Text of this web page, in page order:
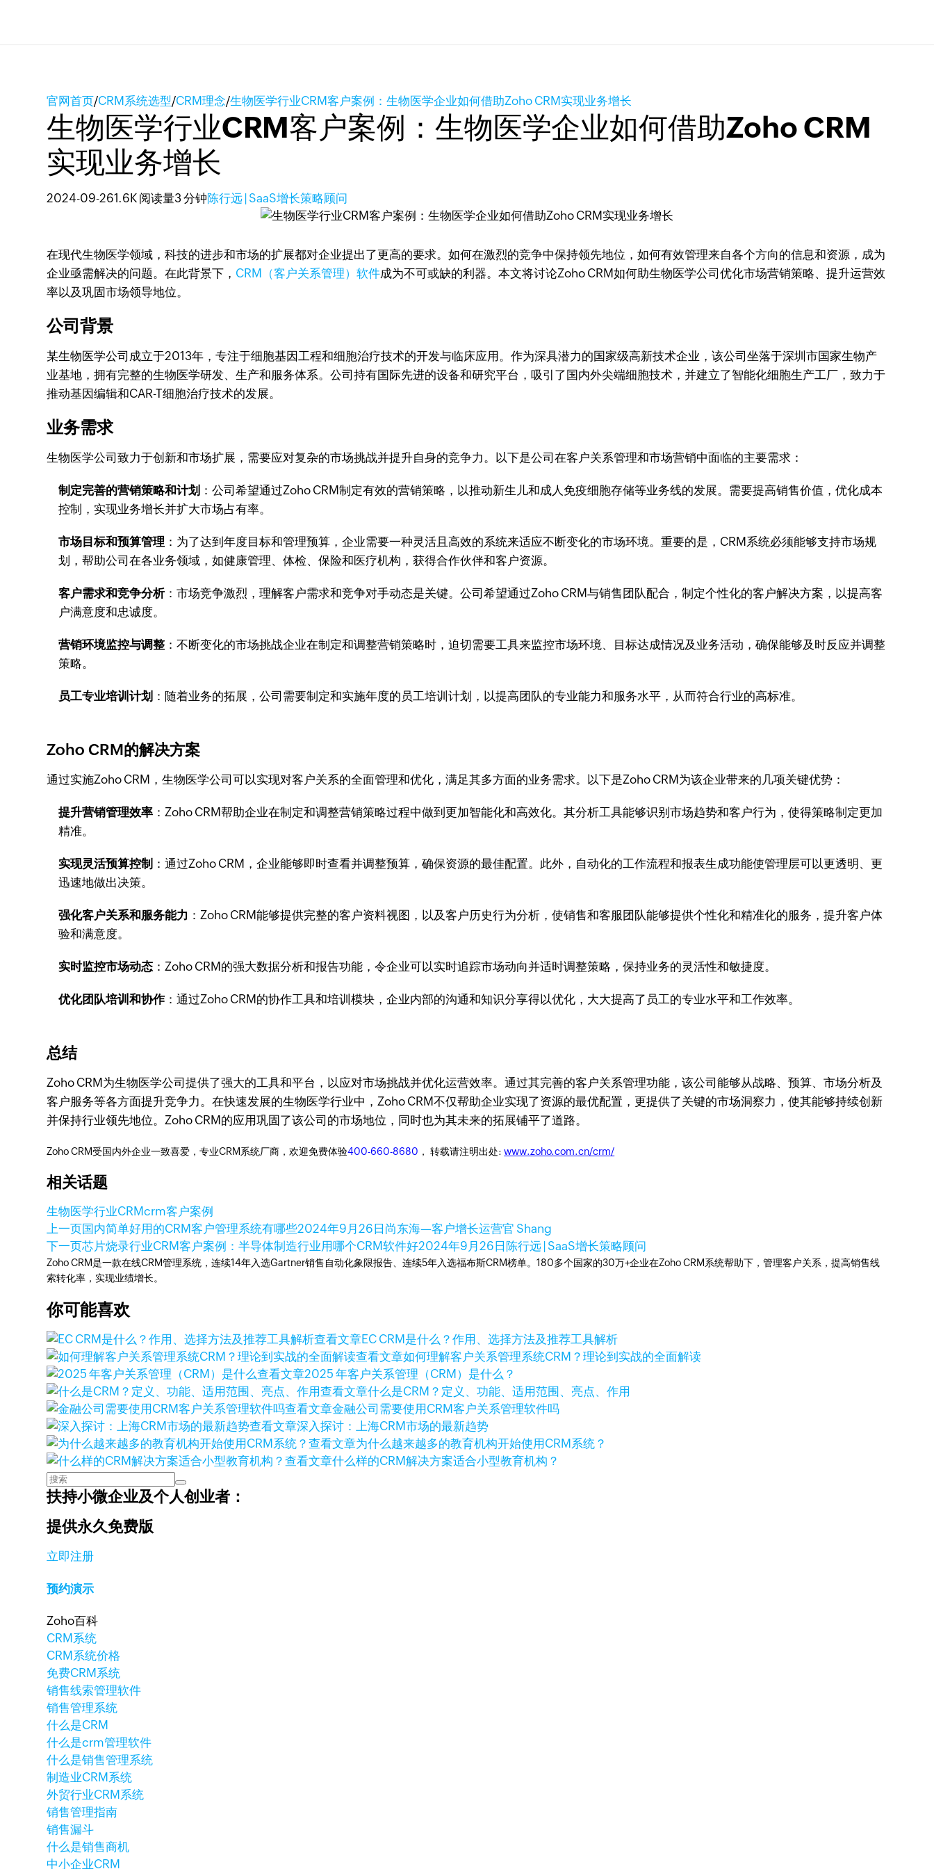
官网首页/CRM系统选型/CRM理念/生物医学行业CRM客户案例：生物医学企业如何借助Zoho CRM实现业务增长
生物医学行业CRM客户案例：生物医学企业如何借助Zoho CRM
实现业务增长
2024-09-261.6K 阅读量3 分钟陈行远 | SaaS增长策略顾问
在现代生物医学领域，科技的进步和市场的扩展都对企业提出了更高的要求。如何在激烈的竞争中保持领先地位，如何有效管理来自各个方向的信息和资源，成为
企业亟需解决的问题。在此背景下， CRM（客户关系管理）软件成为不可或缺的利器。本文将讨论Zoho CRM如何助生物医学公司优化市场营销策略、提升运营效
率以及巩固市场领导地位。
公司背景
某生物医学公司成立于2013年，专注于细胞基因工程和细胞治疗技术的开发与临床应用。作为深具潜力的国家级高新技术企业，该公司坐落于深圳市国家生物产
业基地，拥有完整的生物医学研发、生产和服务体系。公司持有国际先进的设备和研究平台，吸引了国内外尖端细胞技术，并建立了智能化细胞生产工厂，致力于
推动基因编辑和CAR-T细胞治疗技术的发展。
业务需求
生物医学公司致力于创新和市场扩展，需要应对复杂的市场挑战并提升自身的竞争力。以下是公司在客户关系管理和市场营销中面临的主要需求：
制定完善的营销策略和计划 ：公司希望通过Zoho CRM制定有效的营销策略，以推动新生儿和成人免疫细胞存储等业务线的发展。需要提高销售价值，优化成本
控制，实现业务增长并扩大市场占有率。
市场目标和预算管理 ：为了达到年度目标和管理预算，企业需要一种灵活且高效的系统来适应不断变化的市场环境。重要的是，CRM系统必须能够支持市场规
划，帮助公司在各业务领域，如健康管理、体检、保险和医疗机构，获得合作伙伴和客户资源。
客户需求和竞争分析：市场竞争激烈，理解客户需求和竞争对手动态是关键。公司希望通过Zoho CRM与销售团队配合，制定个性化的客户解决方案，以提高客
户满意度和忠诚度。
营销环境监控与调整 ：不断变化的市场挑战企业在制定和调整营销策略时，迫切需要工具来监控市场环境、目标达成情况及业务活动，确保能够及时反应并调整
策略。
员工专业培训计划 ：随着业务的拓展，公司需要制定和实施年度的员工培训计划，以提高团队的专业能力和服务水平，从而符合行业的高标准。
Zoho CRM的解决方案
通过实施Zoho CRM，生物医学公司可以实现对客户关系的全面管理和优化，满足其多方面的业务需求。以下是Zoho CRM为该企业带来的几项关键优势：
提升营销管理效率 ：Zoho CRM帮助企业在制定和调整营销策略过程中做到更加智能化和高效化。其分析工具能够识别市场趋势和客户行为，使得策略制定更加
精准。
实现灵活预算控制 ：通过Zoho CRM，企业能够即时查看并调整预算，确保资源的最佳配置。此外，自动化的工作流程和报表生成功能使管理层可以更透明、更
迅速地做出决策。
强化客户关系和服务能力 ：Zoho CRM能够提供完整的客户资料视图，以及客户历史行为分析，使销售和客服团队能够提供个性化和精准化的服务，提升客户体
验和满意度。
实时监控市场动态 ：Zoho CRM的强大数据分析和报告功能，令企业可以实时追踪市场动向并适时调整策略，保持业务的灵活性和敏捷度。
优化团队培训和协作：通过Zoho CRM的协作工具和培训模块，企业内部的沟通和知识分享得以优化，大大提高了员工的专业水平和工作效率。
总结
Zoho CRM为生物医学公司提供了强大的工具和平台，以应对市场挑战并优化运营效率。通过其完善的客户关系管理功能，该公司能够从战略、预算、市场分析及
客户服务等各方面提升竞争力。在快速发展的生物医学行业中，Zoho CRM不仅帮助企业实现了资源的最优配置，更提供了关键的市场洞察力，使其能够持续创新
并保持行业领先地位。Zoho CRM的应用巩固了该公司的市场地位，同时也为其未来的拓展铺平了道路。
Zoho CRM受国内外企业一致喜爱，专业CRM系统厂商，欢迎免费体验400-660-8680 ， 转载请注明出处:www.zoho.com.cn/crm/
相关话题
生物医学行业CRMcrm客户案例
上一页国内简单好用的CRM客户管理系统有哪些2024年9月26日 尚东海—客户增长运营官 Shang
下一页芯片烧录行业CRM客户案例：半导体制造行业用哪个CRM软件好2024年9月26日 陈行远 | SaaS增长策略顾问
Zoho CRM是一款在线CRM管理系统，连续14年入选Gartner销售自动化象限报告、连续5年入选福布斯CRM榜单。180多个国家的30万+企业在Zoho CRM系统帮助下，管理客户关系，提高销售线
索转化率，实现业绩增长。
你可能喜欢
查看文章EC CRM是什么？作用、选择方法及推荐工具解析
查看文章如何理解客户关系管理系统CRM？理论到实战的全面解读
查看文章2025 年客户关系管理（CRM）是什么？
查看文章什么是CRM？定义、功能、适用范围、亮点、作用
查看文章金融公司需要使用CRM客户关系管理软件吗
查看文章深入探讨：上海CRM市场的最新趋势
查看文章为什么越来越多的教育机构开始使用CRM系统？
查看文章什么样的CRM解决方案适合小型教育机构？
扶持小微企业及个人创业者：
提供永久免费版
立即注册
预约演示
Zoho百科
CRM系统
CRM系统价格
免费CRM系统
销售线索管理软件
销售管理系统
什么是CRM
什么是crm管理软件
什么是销售管理系统
制造业CRM系统
外贸行业CRM系统
销售管理指南
销售漏斗
什么是销售商机
中小企业CRM